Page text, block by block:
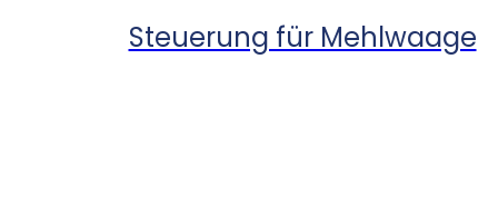
Steuerung für Mehlwaage